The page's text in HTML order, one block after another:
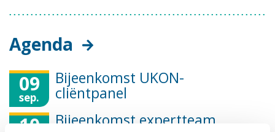
Agenda
09
sep.
Bijeenkomst UKON-
cliëntpanel
10 Bijeenkomst expertteam